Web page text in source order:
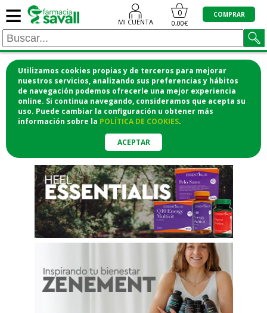
Utilizamos cookies propias y de terceros para mejorar
nuestros servicios, analizando sus preferencias y hábitos
de navegación podemos ofrecerle una mejor experiencia
online. Si continua navegando, consideramos que acepta su
uso. Puede cambiar la configuración u obtener más
información sobre la POLÍTICA DE COOKIES.
ACEPTAR
≡ MI CUENTA
0
0,00€
COMPRAR
¡COMPRA CÓMODAMENTE
DESDE CASA Y RECOGE EN LA
FARMACIA!o si lo prefieres te lo mandamos
a casa